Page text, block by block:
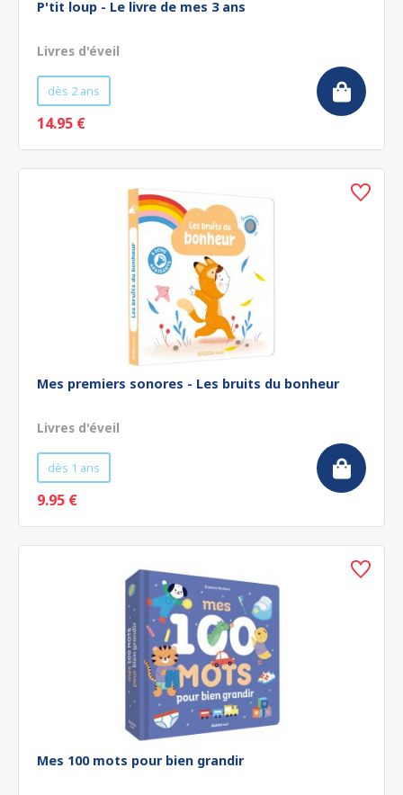
P'tit loup - Le livre de mes 3 ans
Livres d'éveil
dès 2 ans
14.95 €
Mes premiers sonores - Les bruits du bonheur
Livres d'éveil
dès 1 ans
9.95 €
Mes 100 mots pour bien grandir